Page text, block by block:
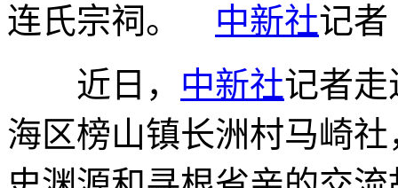
连氏宗祠。 中新社记者
近日， 中新社记者
海区榜山镇长洲村马崎